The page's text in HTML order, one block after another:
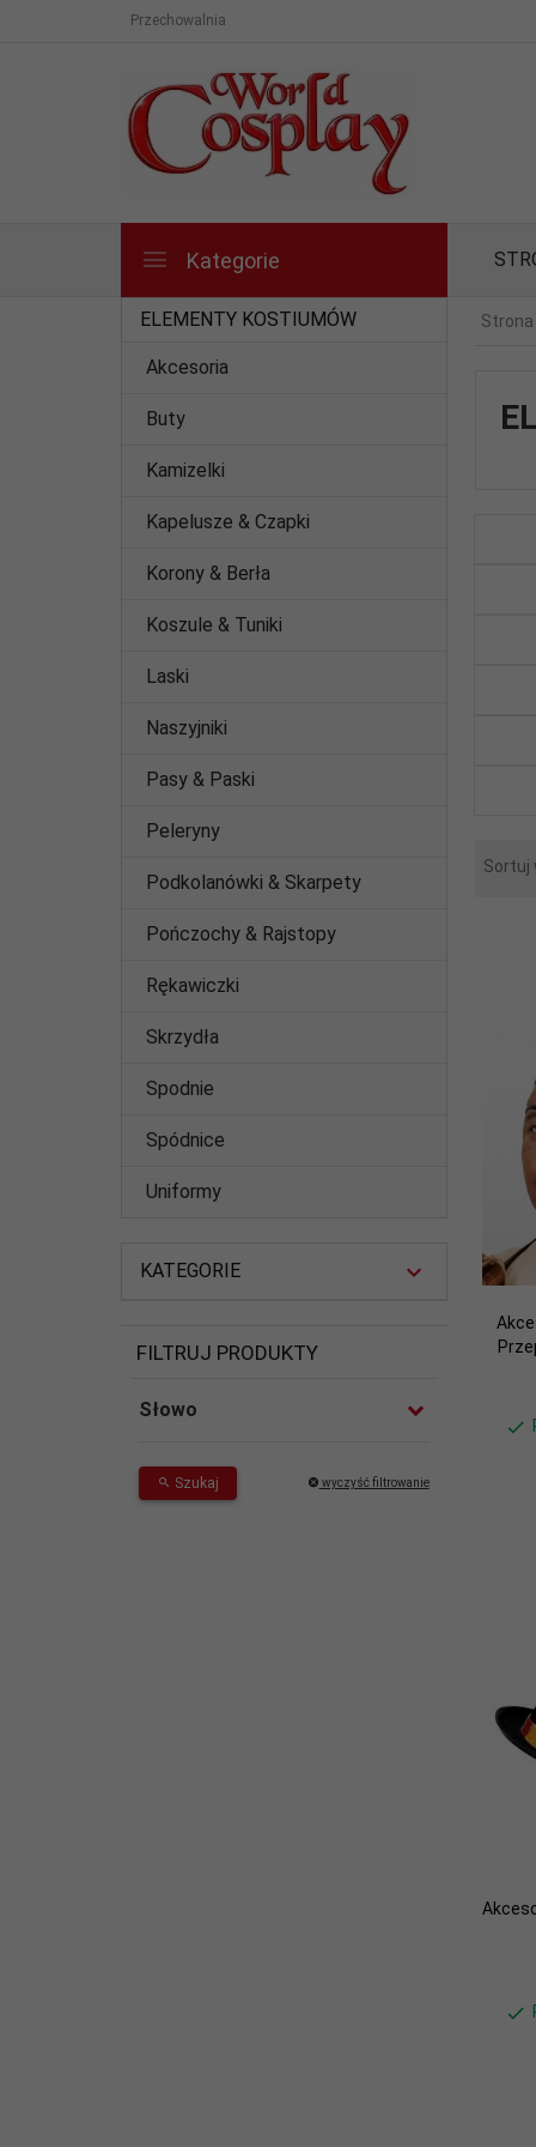
Przechowalnia
Kategorie
ELEMENTY KOSTIUMÓW
Akcesoria
Buty
Kamizelki
Kapelusze & Czapki
Korony & Berła
Koszule & Tuniki
Laski
Naszyjniki
Pasy & Paski
Peleryny
Podkolanówki & Skarpety
Pończochy & Rajstopy
Rękawiczki
Skrzydła
Spodnie
Spódnice
Uniformy
KATEGORIE
FILTRUJ PRODUKTY
Słowo
Szukaj wyczyść filtrowanie
Strona
Sortuj